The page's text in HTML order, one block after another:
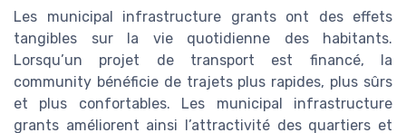
Les municipal infrastructure grants ont des effets
tangibles sur la vie quotidienne des habitants.
Lorsqu’un projet de transport est financé, la
community bénéficie de trajets plus rapides, plus sûrs
et plus confortables. Les municipal infrastructure
grants améliorent ainsi l’attractivité des quartiers et